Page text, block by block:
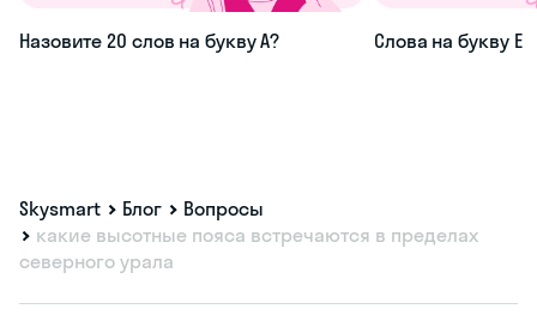
Назовите 20 слов на букву А? Слова на букву Е
Skysmart Блог
Вопросы
какие высотные пояса встречаются в пределах
северного урала